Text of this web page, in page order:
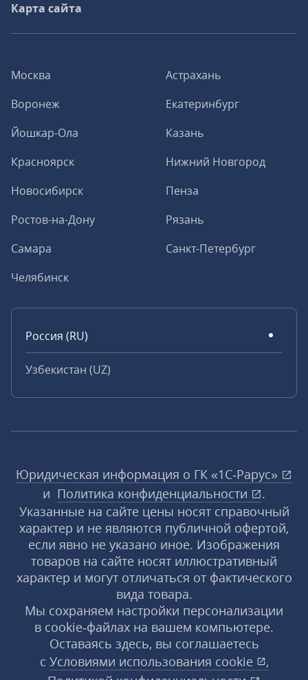
Москва
Астрахань
Воронеж
Екатеринбург
Йошкар-Ола
Казань
Красноярск
Нижний Новгород
Новосибирск
Пенза
Ростов-на-Дону
Рязань
Самара
Санкт-Петербург
Челябинск
Россия (RU)
Узбекистан (UZ)
Карта сайта
Юридическая информация о ГК «1С‑Рарус»
и Политика конфиденциальности
.
Указанные на сайте цены носят справочный
характер и не являются публичной офертой,
если явно не указано иное. Изображения
товаров на сайте носят иллюстративный
характер и могут отличаться от фактического
вида товара.
Мы сохраняем настройки персонализации
в cookie‑файлах на вашем компьютере.
Оставаясь здесь, вы соглашаетесь
с Условиями использования cookie
,